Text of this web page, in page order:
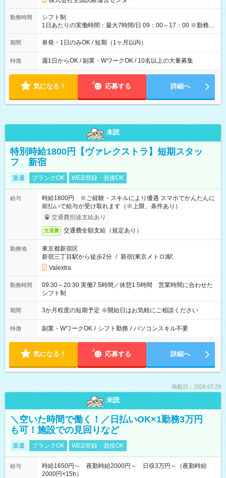
円（役割手当＋100円）×6時間＝日収8,400円＋交通費 【試用期
間】試用期間なし
勤務時間
シフト制
1日あたりの実働時間：最大7時間/日 09：00～17：00 ※勤務時
間は 試験により異なります。
期間 単発・1日のみOK / 短期（1ヶ月以内）
特徴 週1日からOK / 副業・WワークOK / 10名以上の大量募集
気になる！ 応募する 詳細へ
未読
特別時給1800円【ヴァレクストラ】短期スタッ
フ 新宿
派遣 ブランクOK WEB登録・面接OK
給与
時給1800円 ※ご経験・スキルにより優遇 スマホでかんたんに
前払いで給与が受け取れます（※上限、条件あり）
交通費別途支給あり
交通費 交通費全額支給（規定あり）
勤務地
東京都新宿区
新宿三丁目駅から徒歩2分 / 新宿(東京メトロ)駅
Valextra
勤務時間
09:30～20:30 実働7.5時間／休憩1.5時間 営業時間に合わせた
シフト制
期間 3か月程度の短期予定 ※開始日はお気軽にご相談ください
特徴 副業・WワークOK / シフト勤務 / パソコンスキル不要
気になる！ 応募する 詳細へ
掲載日：2026.07.29
未読
＼空いた時間で働く！／日払いOK×1勤務3万円
も可！施設での見回りなど
派遣 ブランクOK WEB登録・面接OK
給与
時給1650円～ 夜勤時給2000円～ 日収3万円～（夜勤時給
2000円×15h）